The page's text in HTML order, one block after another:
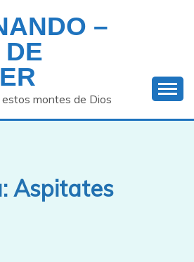
–
montes de Dios
Aspitates